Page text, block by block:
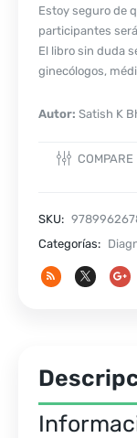
Estoy seguro de
participantes
El libro sin duda
ginecólogos,
Autor: Satish K
COMPARE
SKU:
Categorías: